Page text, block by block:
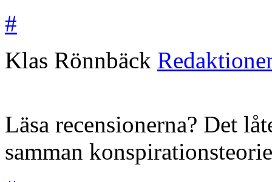
#
Klas Rönnbäck
Läsa recensionerna? Det
samman